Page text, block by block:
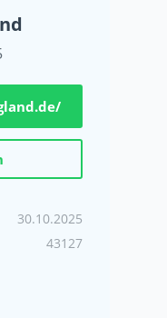
30.10.2025
43127